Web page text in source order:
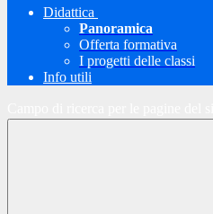
Didattica
Panoramica
Offerta formativa
I progetti delle classi
Info utili